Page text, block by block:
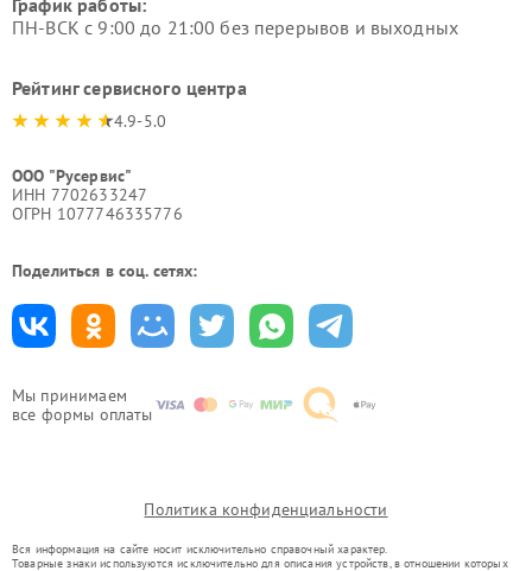
Мы принимаем
все формы оплаты
ПН-ВСК с 9:00 до 21:00 без перерывов и выходных
Рейтинг сервисного центра
4.9-5.0
ООО "Русервис"
ИНН 7702633247
ОГРН 1077746335776
Поделиться в соц. сетях:
Политика конфиденциальности
Вся информация на сайте носит исключительно справочный характер.
Товарные знаки используются исключительно для описания устройств, в отношении которых